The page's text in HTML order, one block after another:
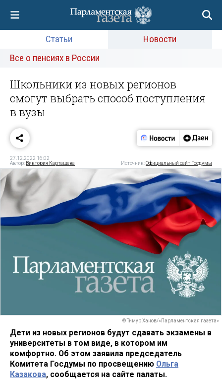
Статьи
Новости
Все о пенсиях в России
Школьники из новых регионов
смогут выбрать способ поступления
в вузы
27.12.2022 16:02
Автор: Виктория Карташева Источник:Официальный сайт Госдумы
© Тимур Ханов/«Парламентская газета»
Дети из новых регионов будут сдавать экзамены в
университеты в том виде, в котором им
комфортно. Об этом заявила председатель
Комитета Госдумы по просвещению Ольга
Казакова, сообщается на сайте палаты.